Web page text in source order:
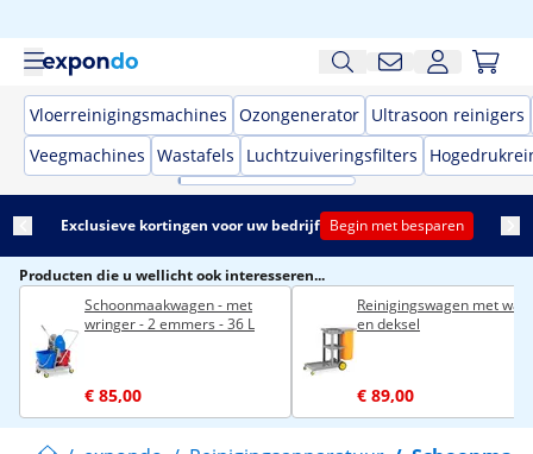
Vloerreinigingsmachines Ozongenerator Ultrasoon reinigers
Veegmachines Wastafels Luchtzuiveringsfilters
Exclusieve kortingen voor uw bedrijf Begin met besparen
Producten die u wellicht ook interesseren...
Schoonmaakwagen - met
wringer - 2 emmers - 36 L
€ 85,00
Reinigingswagen met
en deksel
€ 89,00